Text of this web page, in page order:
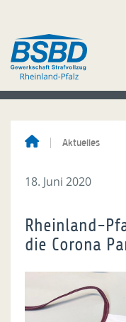
Aktuelles
18. Juni 2020
Rheinland-
die Corona